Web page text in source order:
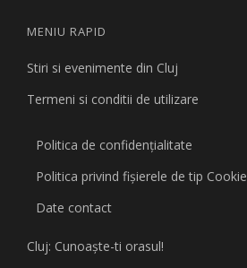
MENIU RAPID
Stiri si evenimente din Cluj
Termeni si conditii de utilizare
Politica de confidențialitate
Politica privind fişierele de tip Cookie
Date contact
Cluj: Cunoaşte-ti orasul!